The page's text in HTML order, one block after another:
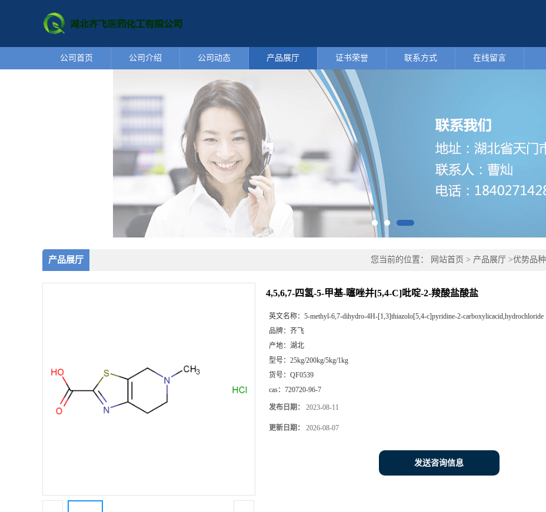
公司首页 公司介绍 公司动态 产品展厅 证书荣誉 联系方式 在线留言
产品展厅 您当前的位置： 网站首页 > 产品展厅 >优势品种
4,5,6,7-四氢-5-甲基-噻唑并[5,4-C]吡啶-2-羧酸盐酸盐
英文名称： 5-methyl-6,7-dihydro-4H-[1,3]thiazolo[5,4-c]pyridine-2-carboxylicacid,hydrochloride
品牌： 齐飞
产地： 湖北
型号： 25kg/200kg/5kg/1kg
货号： QF0539
cas： 720720-96-7
发布日期： 2023-08-11
更新日期： 2026-08-07
发送咨询信息